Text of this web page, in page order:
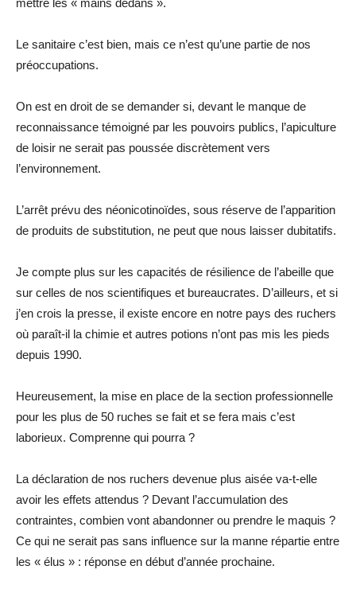
mettre les « mains dedans ».
Le sanitaire c’est bien, mais ce n’est qu’une partie de nos
préoccupations.
On est en droit de se demander si, devant le manque de
reconnaissance témoigné par les pouvoirs publics, l’apiculture
de loisir ne serait pas poussée discrètement vers
l’environnement.
L’arrêt prévu des néonicotinoïdes, sous réserve de l’apparition
de produits de substitution, ne peut que nous laisser dubitatifs.
Je compte plus sur les capacités de résilience de l’abeille que
sur celles de nos scientifiques et bureaucrates. D’ailleurs, et si
j’en crois la presse, il existe encore en notre pays des ruchers
où paraît-il la chimie et autres potions n’ont pas mis les pieds
depuis 1990.
Heureusement, la mise en place de la section professionnelle
pour les plus de 50 ruches se fait et se fera mais c’est
laborieux. Comprenne qui pourra ?
La déclaration de nos ruchers devenue plus aisée va-t-elle
avoir les effets attendus ? Devant l’accumulation des
contraintes, combien vont abandonner ou prendre le maquis ?
Ce qui ne serait pas sans influence sur la manne répartie entre
les « élus » : réponse en début d’année prochaine.